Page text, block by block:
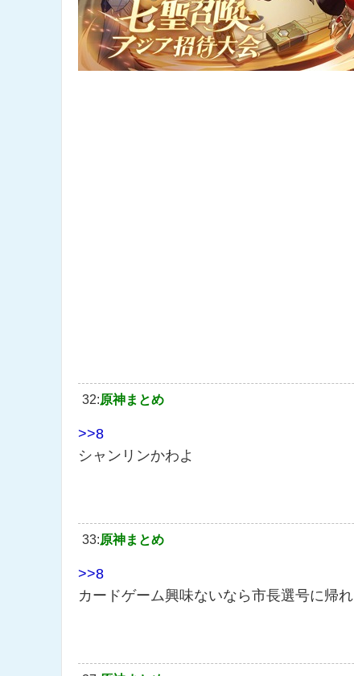
32:原神まとめ
>>8
シャンリンかわよ
33:原神まとめ
>>8
カードゲーム興味ないなら市長選号に帰れ